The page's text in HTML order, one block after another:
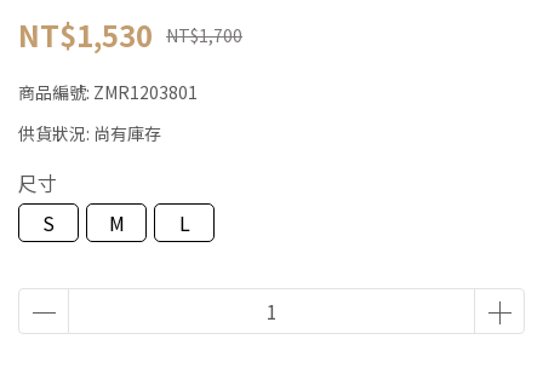
NT$1,530 NT$1,700
商品編號: ZMR1203801
供貨狀況: 尚有庫存
尺寸
S
M L